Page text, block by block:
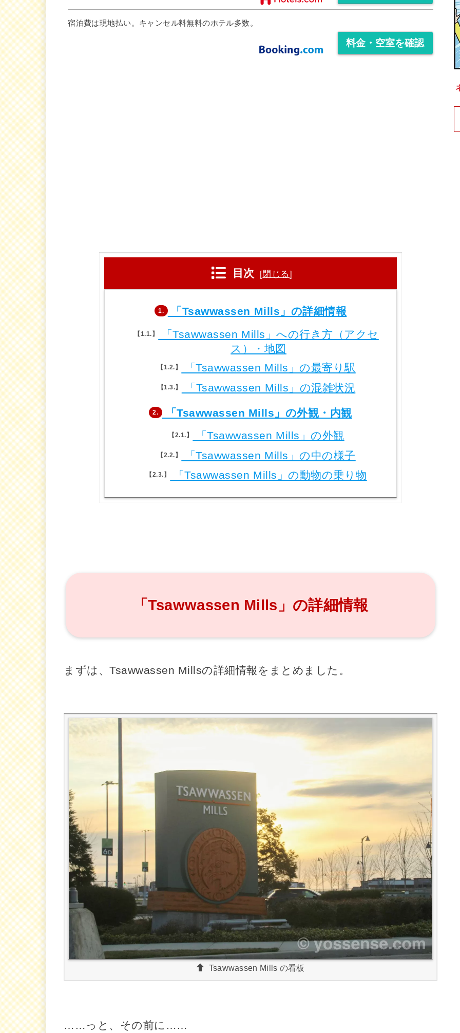
料金・空室を確認
目次 [閉じる]
1. 「Tsawwassen Mills」の詳細情報
1.1.
「Tsawwassen Mills」への行き方（アクセ
ス）・地図
1.2. 「Tsawwassen Mills」の最寄り駅
1.3. 「Tsawwassen Mills」の混雑状況
2. 「Tsawwassen Mills」の外観・内観
2.1. 「Tsawwassen Mills」の外観
2.2. 「Tsawwassen Mills」の中の様子
2.3. 「Tsawwassen Mills」の動物の乗り物
「Tsawwassen Mills」の詳細情報
まずは、Tsawwassen Millsの詳細情報をまとめました。
Tsawwassen Mills の看板
……っと、その前に……